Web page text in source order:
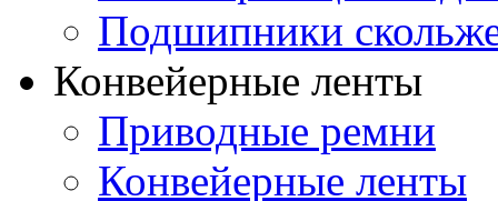
Подшипники
Конвейерные ленты
Приводные ремни
Конвейерные ленты